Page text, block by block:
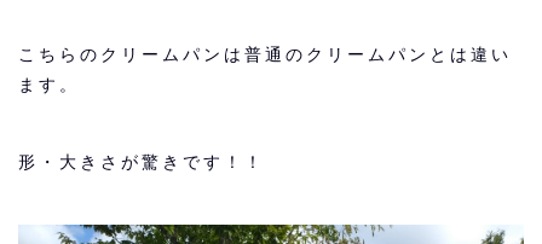
こちらのクリームパンは普通のクリームパンとは違い
ます。
形・大きさが驚きです！！